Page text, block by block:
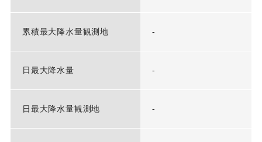
累積最大降水量観測地 -
日最大降水量 -
日最大降水量観測地 -